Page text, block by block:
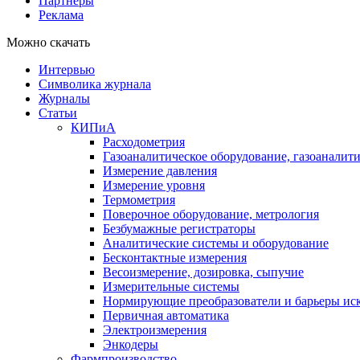
Реклама
Можно скачать
Интервью
Символика журнала
Журналы
Статьи
КИПиА
Расходометрия
Газоаналитическое оборудование,
Измерение давления
Измерение уровня
Термометрия
Поверочное оборудование, метрология
Безбумажные регистраторы
Аналитические системы и оборудование
Бесконтактные измерения
Весоизмерение, дозировка, сыпучие
Измерительные системы
Нормирующие преобразователи и барьеры
Первичная автоматика
Электроизмерения
Энкодеры